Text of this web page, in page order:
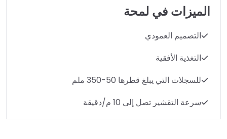
الميزات في لمحة
التصميم العمودي
التغذية الأفقية
للسجلات التي يبلغ قطرها 50-350 ملم
سرعة التقشير تصل إلى 10 م/دقيقة